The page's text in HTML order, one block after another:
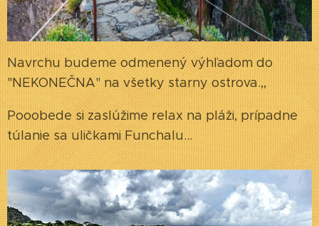
Navrchu budeme odmenený výhľadom do
"NEKONEČNA" na všetky starny ostrova.,,
Pooobede si zaslúžime relax na pláži, prípadne
túlanie sa uličkami Funchalu...